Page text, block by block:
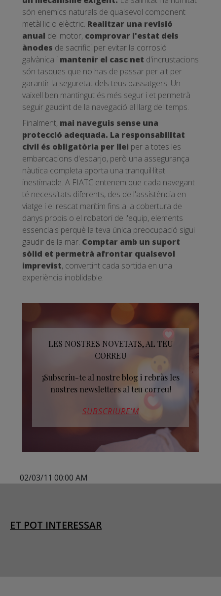
són enemics naturals de qualsevol component
metàl·lic o elèctric. Realitzar una revisió
anual del motor, comprovar l'estat dels
ànodes de sacrifici per evitar la corrosió
galvànica i mantenir el casc net d'incrustacions
són tasques que no has de passar per alt per
garantir la seguretat dels teus passatgers. Un
vaixell ben mantingut és més segur i et permetrà
seguir gaudint de la navegació al llarg del temps.
Finalment, mai naveguis sense una
protecció adequada. La responsabilitat
civil és obligatòria per llei per a totes les
embarcacions d'esbarjo, però una assegurança
nàutica completa aporta una tranquil·litat
inestimable. A FIATC entenem que cada navegant
té necessitats diferents, des de l'assistència en
viatge i el rescat marítim fins a la cobertura de
danys propis o el robatori de l'equip, elements
essencials perquè la teva única preocupació sigui
gaudir de la mar. Comptar amb un suport
sòlid et permetrà afrontar qualsevol
imprevist, convertint cada sortida en una
experiència inoblidable.
LES NOSTRES NOVETATS, AL TEU
CORREU
¡Subscriu-te al nostre blog i rebràs les
nostres newsletters al teu correu!
SUBSCRIURE’M
02/03/11 00:00 AM
ET POT INTERESSAR